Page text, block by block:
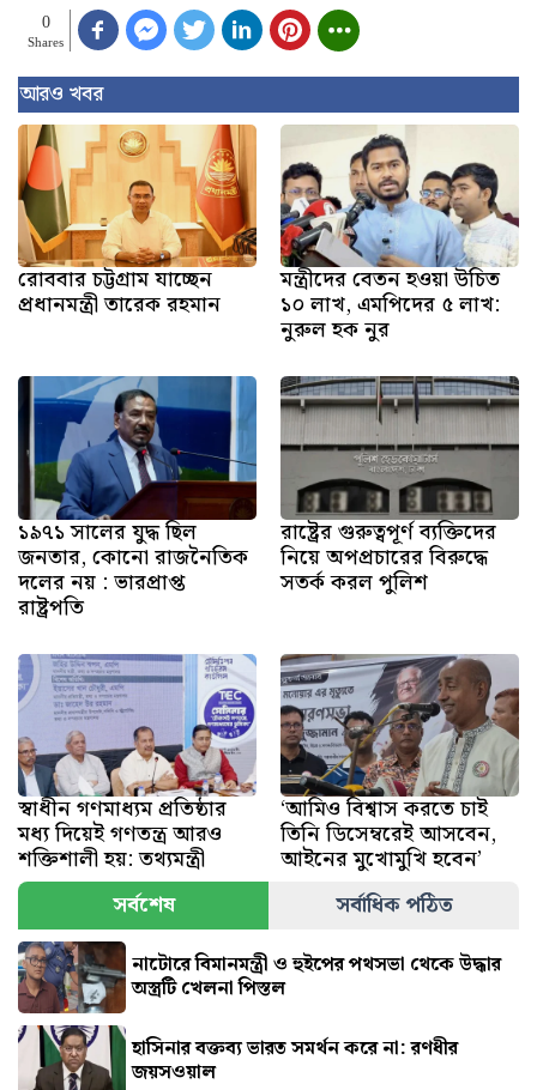
0
Shares
আরও খবর
রোববার চট্টগ্রাম যাচ্ছেন
প্রধানমন্ত্রী তারেক রহমান
মন্ত্রীদের বেতন হওয়া উচিত
১০ লাখ, এমপিদের ৫ লাখ:
নুরুল হক নুর
১৯৭১ সালের যুদ্ধ ছিল
জনতার, কোনো রাজনৈতিক
দলের নয় : ভারপ্রাপ্ত
রাষ্ট্রপতি
রাষ্ট্রের গুরুত্বপূর্ণ ব্যক্তিদের
নিয়ে অপপ্রচারের বিরুদ্ধে
সতর্ক করল পুলিশ
স্বাধীন গণমাধ্যম প্রতিষ্ঠার
মধ্য দিয়েই গণতন্ত্র আরও
শক্তিশালী হয়: তথ্যমন্ত্রী
‘আমিও বিশ্বাস করতে চাই
তিনি ডিসেম্বরেই আসবেন,
আইনের মুখোমুখি হবেন’
সর্বশেষ
সর্বাধিক পঠিত
নাটোরে বিমানমন্ত্রী ও হুইপের পথসভা থেকে উদ্ধার
অস্ত্রটি খেলনা পিস্তল
হাসিনার বক্তব্য ভারত সমর্থন করে না: রণধীর
জয়সওয়াল